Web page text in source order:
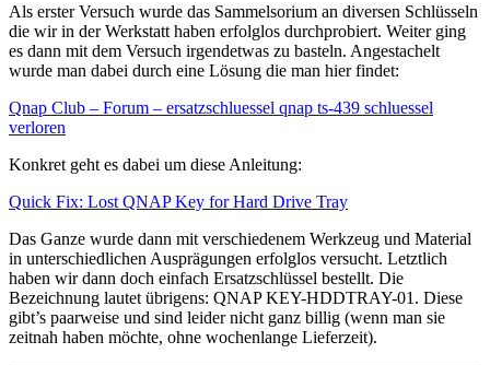
Als erster Versuch wurde das Sammelsorium an diversen Schlüsseln
die wir in der Werkstatt haben erfolglos durchprobiert. Weiter ging
es dann mit dem Versuch irgendetwas zu basteln. Angestachelt
wurde man dabei durch eine Lösung die man hier findet:
Qnap Club – Forum – ersatzschluessel qnap ts-439 schluessel
verloren
Konkret geht es dabei um diese Anleitung:
Quick Fix: Lost QNAP Key for Hard Drive Tray
Das Ganze wurde dann mit verschiedenem Werkzeug und Material
in unterschiedlichen Ausprägungen erfolglos versucht. Letztlich
haben wir dann doch einfach Ersatzschlüssel bestellt. Die
Bezeichnung lautet übrigens: QNAP KEY-HDDTRAY-01. Diese
gibt’s paarweise und sind leider nicht ganz billig (wenn man sie
zeitnah haben möchte, ohne wochenlange Lieferzeit).